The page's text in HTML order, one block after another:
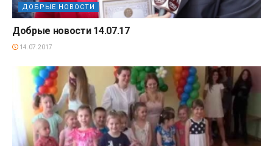
ДОБРЫЕ НОВОСТИ
Добрые новости 14.07.17
14.07.2017